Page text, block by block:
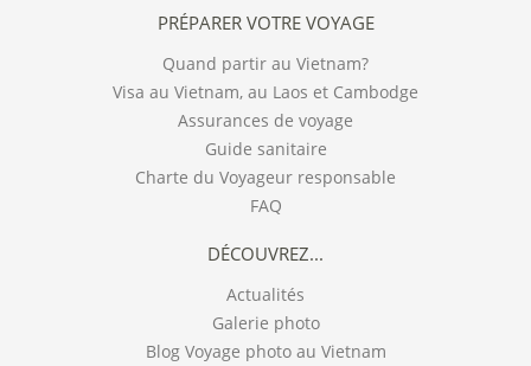
PRÉPARER VOTRE VOYAGE
Quand partir au Vietnam?
Visa au Vietnam, au Laos et Cambodge
Assurances de voyage
Guide sanitaire
Charte du Voyageur responsable
FAQ
DÉCOUVREZ...
Actualités
Galerie photo
Blog Voyage photo au Vietnam